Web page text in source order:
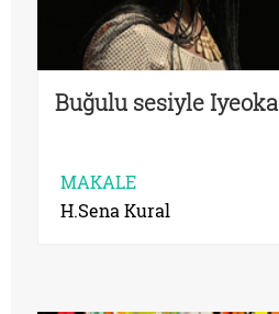
Buğulu sesiyle Iyeoka
MAKALE
H.Sena Kural